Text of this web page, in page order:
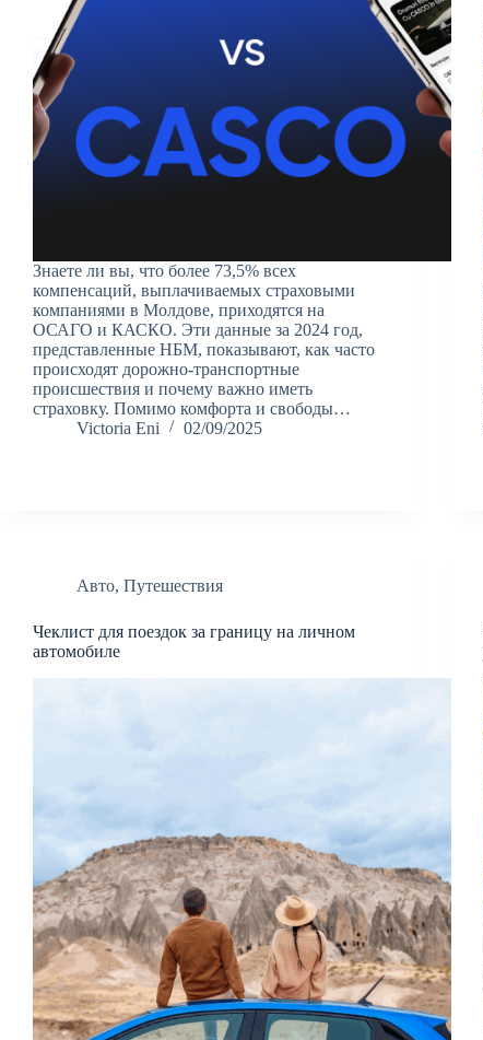
Знаете ли вы, что более 73,5% всех
компенсаций, выплачиваемых страховыми
компаниями в Молдове, приходятся на
ОСАГО и КАСКО. Эти данные за 2024 год,
представленные НБМ, показывают, как часто
происходят дорожно-транспортные
происшествия и почему важно иметь
страховку. Помимо комфорта и свободы…
Victoria Eni
02/09/2025
Авто, Путешествия
Чеклист для поездок за границу на личном
автомобиле